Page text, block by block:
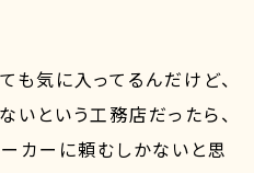
も気に入ってるんだけど、
いという工務店だったら、
カーに頼むしかないと思